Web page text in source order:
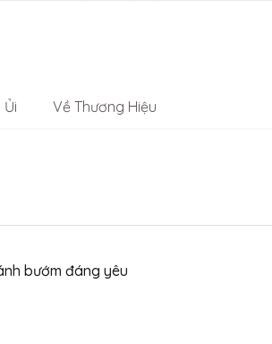
Về Thương Hiệu
bướm đáng yêu